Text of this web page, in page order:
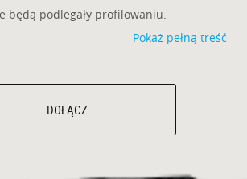
będą podlegały profilowaniu.
Pokaż pełną treść
DOŁĄCZ